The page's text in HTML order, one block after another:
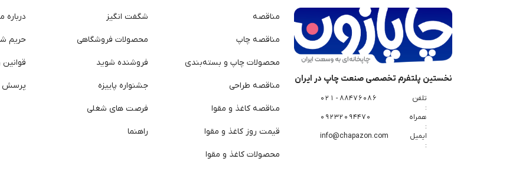
نخستین پلتفرم تخصصی صنعت چاپ در ایران
تلفن
:
88476086 - 021
همراه
:
09232094470
ایمیل
:
info@chapazon.com
مناقصه
مناقصه چاپ
محصولات چاپ و بسته‌بندی
مناقصه طراحی
مناقصه کاغذ و مقوا
قیمت روز کاغذ و مقوا
محصولات کاغذ و مقوا
شگفت انگیز
محصولات فروشگاهی
فروشنده شوید
جشنواره پاییزه
فرصت های شغلی
راهنما
درباره
حریم
پرسش